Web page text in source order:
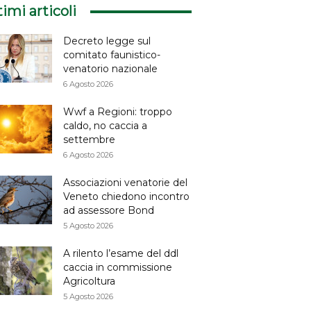
articoli
Decreto legge sul
comitato faunistico-
venatorio nazionale
6 Agosto 2026
Wwf a Regioni: troppo
caldo, no caccia a
settembre
6 Agosto 2026
Associazioni venatorie del
Veneto chiedono incontro
ad assessore Bond
5 Agosto 2026
A rilento l’esame del ddl
caccia in commissione
Agricoltura
5 Agosto 2026